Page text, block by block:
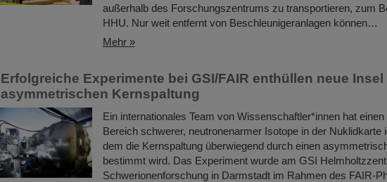
außerhalb des Forschungszentrums zu transportieren, zum
HHU. Nur weit entfernt von Beschleunigeranlagen können…
Mehr »
Erfolgreiche Experimente bei GSI/FAIR enthüllen neue Insel
asymmetrischen Kernspaltung
Ein internationales Team von Wissenschaftler*innen hat
Bereich schwerer, neutronenarmer Isotope in der Nuklidkarte
dem die Kernspaltung überwiegend durch einen
bestimmt wird. Das Experiment wurde am GSI
Schwerionenforschung in Darmstadt im Rahmen des FAIR-